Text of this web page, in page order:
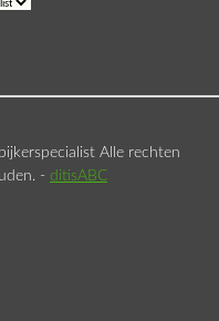
Alle rechten
- ditisABC